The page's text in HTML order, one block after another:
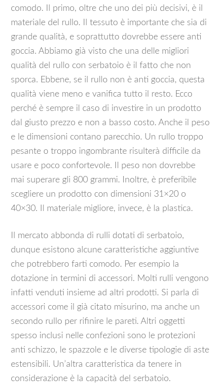
comodo. Il primo, oltre che uno dei più decisivi, è il
materiale del rullo. Il tessuto è importante che sia di
grande qualità, e soprattutto dovrebbe essere anti
goccia. Abbiamo già visto che una delle migliori
qualità del rullo con serbatoio è il fatto che non
sporca. Ebbene, se il rullo non è anti goccia, questa
qualità viene meno e vanifica tutto il resto. Ecco
perché è sempre il caso di investire in un prodotto
dal giusto prezzo e non a basso costo. Anche il peso
e le dimensioni contano parecchio. Un rullo troppo
pesante o troppo ingombrante risulterà difficile da
usare e poco confortevole. Il peso non dovrebbe
mai superare gli 800 grammi. Inoltre, è preferibile
scegliere un prodotto con dimensioni 31×20 o
40×30. Il materiale migliore, invece, è la plastica.
Il mercato abbonda di rulli dotati di serbatoio,
dunque esistono alcune caratteristiche aggiuntive
che potrebbero farti comodo. Per esempio la
dotazione in termini di accessori. Molti rulli vengono
infatti venduti insieme ad altri prodotti. Si parla di
accessori come il già citato misurino, ma anche un
secondo rullo per rifinire le pareti. Altri oggetti
spesso inclusi nelle confezioni sono le protezioni
anti schizzo, le spazzole e le diverse tipologie di aste
estensibili. Un’altra caratteristica da tenere in
considerazione è la capacità del serbatoio.